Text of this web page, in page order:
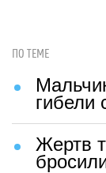
ПО ТЕМЕ
гибели
Жертв